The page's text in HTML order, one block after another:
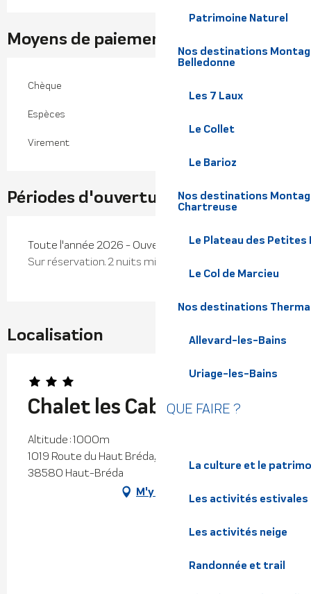
Patrimoine Naturel
Nos destinations
Belledonne
Les 7 Laux
Le Collet
Le Barioz
Nos destinations
Chartreuse
Le Plateau des Petites
Le Col de Marcieu
Nos destinations
Allevard-les-Bains
Uriage-les-Bains
QUE FAIRE ?
La culture et le
Les activités estivales
Les activités neige
Randonnée et trail
Moyens de paiement
Chèque
Espèces
Virement
Périodes d'ouverture
Toute l'année 2026 - Ouvert tous les jours
Sur réservation. 2 nuits minimum
Localisation
Chalet les Cabottes
Altitude : 1000m
1019 Route du Haut Bréda, Le Curtillard, la Ferrière,
38580 Haut-Bréda
M'y rendre